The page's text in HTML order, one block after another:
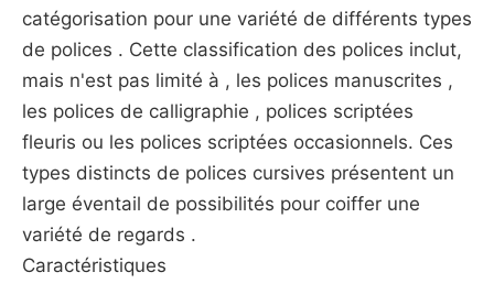
catégorisation pour une variété de différents types
de polices . Cette classification des polices inclut,
mais n'est pas limité à , les polices manuscrites ,
les polices de calligraphie , polices scriptées
fleuris ou les polices scriptées occasionnels. Ces
types distincts de polices cursives présentent un
large éventail de possibilités pour coiffer une
variété de regards .
Caractéristiques